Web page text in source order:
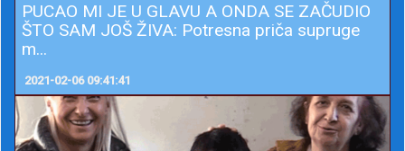
PUCAO MI JE U GLAVU A ONDA SE ZAČUDIO
ŠTO SAM JOŠ ŽIVA: Potresna priča supruge
m...
2021-02-06 09:41:41